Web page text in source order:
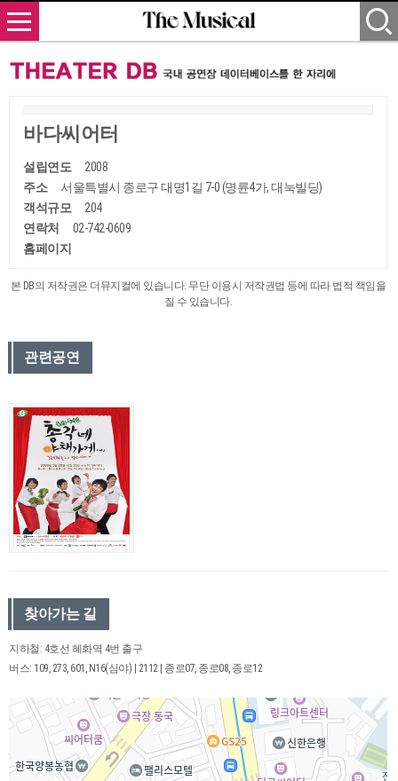
바다씨어터
설립연도
2008
주소
서울특별시 종로구 대명1길 7-0 (명륜4가, 대눅빌딩)
객석규모
204
연락처
02-742-0609
홈페이지
본 DB의 저작권은 더뮤지컬에 있습니다. 무단 이용시 저작권법 등에 따라 법적 책임을
질 수 있습니다.
관련공연
찾아가는 길
지하철: 4호선 혜화역 4번 출구
버스: 109, 273, 601, N16(심야) | 2112 | 종로07, 종로08, 종로12